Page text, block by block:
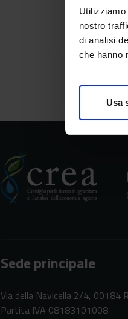
nostro
di analisi
che hanno
Usa
Sede principale
Via della Navicella 2/4, 00184
Partita IVA 08183101008